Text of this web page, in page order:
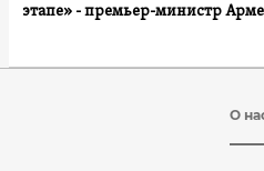
этапе» - премьер-министр
О